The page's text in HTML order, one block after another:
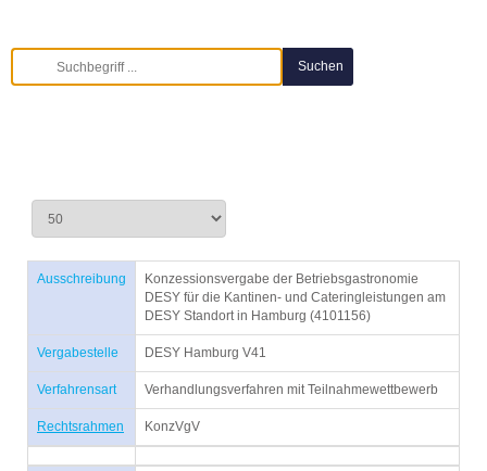
Ausschreibung
Konzessionsvergabe der Betriebsgastronomie
DESY für die Kantinen- und Cateringleistungen am
DESY Standort in Hamburg (4101156)
Vergabestelle DESY Hamburg V41
Verfahrensart Verhandlungsverfahren mit Teilnahmewettbewerb
Rechtsrahmen KonzVgV